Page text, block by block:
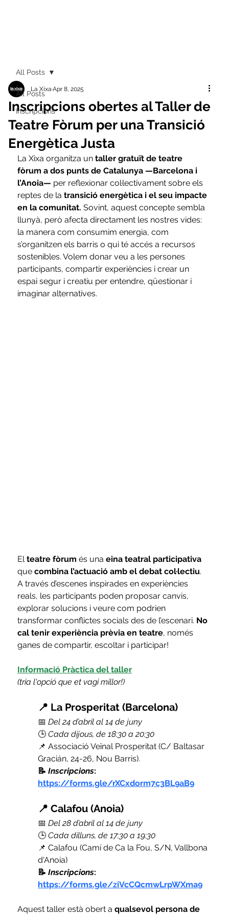
All Posts
Inscripcions
All Posts
Inscripcions obertes al Taller de
Teatre Fòrum per una Transició
Energètica Justa
La XixaApr 8, 2025
La Xixa organitza un taller gratuït de teatre
fòrum a dos punts de Catalunya —Barcelona i
l’Anoia— per reflexionar col·lectivament sobre els
reptes de la transició energètica i el seu impacte
en la comunitat. Sovint, aquest concepte sembla
llunyà, però afecta directament les nostres vides:
la manera com consumim energia, com
s’organitzen els barris o qui té accés a recursos
sostenibles. Volem donar veu a les persones
participants, compartir experiències i crear un
espai segur i creatiu per entendre, qüestionar i
imaginar alternatives.
El teatre fòrum és una eina teatral participativa
que combina l’actuació amb el debat col·lectiu.
A través d’escenes inspirades en experiències
reals, les participants poden proposar canvis,
explorar solucions i veure com podrien
transformar conflictes socials des de l’escenari. No
cal tenir experiència prèvia en teatre, només
ganes de compartir, escoltar i participar!
Informació Pràctica del taller
(tria l'opció que et vagi millor!)
📍 La Prosperitat (Barcelona)
📅 Del 24 d’abril al 14 de juny
🕒 Cada dijous, de 18:30 a 20:30
📌 Associació Veïnal Prosperitat (C/ Baltasar
Gracián, 24-26, Nou Barris).
📝 Inscripcions:
https://forms.gle/rXCxdorm7c3BL9aB9
📍 Calafou (Anoia)
📅 Del 28 d’abril al 14 de juny
🕒 Cada dilluns, de 17:30 a 19:30
📌 Calafou (Camí de Ca la Fou, S/N, Vallbona
d'Anoia)
📝 Inscripcions:
https://forms.gle/ziVcCQcmwLrpWXma9
Aquest taller està obert a qualsevol persona de